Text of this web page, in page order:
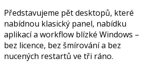
Představujeme pět desktopů, které
nabídnou klasický panel, nabídku
aplikací a workflow blízké Windows –
bez licence, bez šmírování a bez
nucených restartů ve tři ráno.